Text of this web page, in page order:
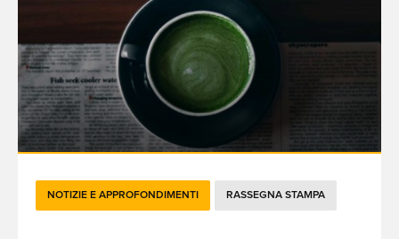
NOTIZIE E APPROFONDIMENTI RASSEGNA STAMPA